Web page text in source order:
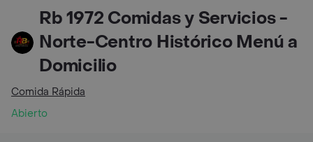
Rb 1972 Comidas y Servicios -
Norte-Centro Histórico Menú a
Domicilio
Comida Rápida
Abierto